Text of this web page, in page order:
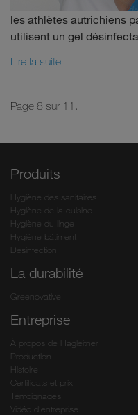
les athlètes autrichiens
utilisent un gel
Lire la suite
Page 8 sur 11.
Produits
Hygiène des sanitaires
Hygiène de la cuisine
Hygiène du linge
Hygiène bâtiment
Désinfection
La durabilité
Greenovative
Entreprise
À propos de Hagleitner
Production
Histoire
Certificats et prix
Témoignages
Vidéo d’entreprise